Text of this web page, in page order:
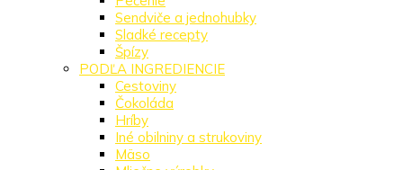
Sendviče a jednohubky
Sladké recepty
Špízy
PODĽA INGREDIENCIE
Cestoviny
Čokoláda
Hríby
Iné obilniny a strukoviny
Mäso